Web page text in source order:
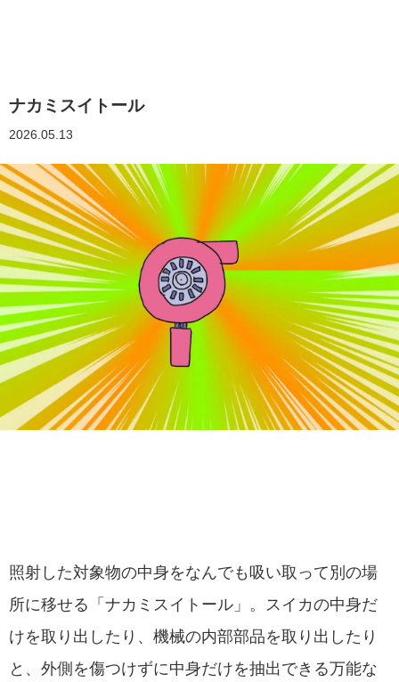
ナカミスイトール
2026.05.13
照射した対象物の中身をなんでも吸い取って別の場
所に移せる「ナカミスイトール」。スイカの中身だ
けを取り出したり、機械の内部部品を取り出したり
と、外側を傷つけずに中身だけを抽出できる万能な